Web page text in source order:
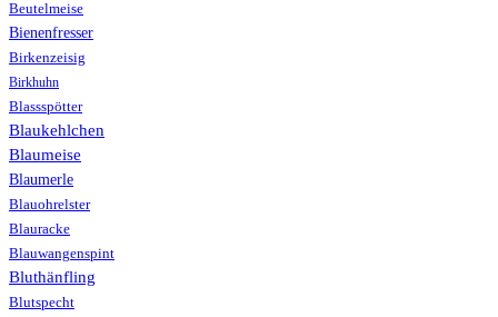
Beutelmeise
Bienenfresser
Birkenzeisig
Birkhuhn
Blassspötter
Blaukehlchen
Blaumeise
Blaumerle
Blauohrelster
Blauracke
Blauwangenspint
Bluthänfling
Blutspecht